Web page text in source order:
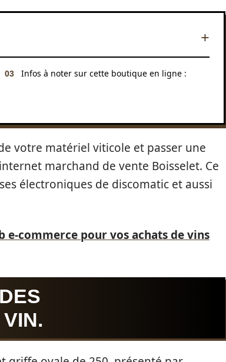
Infos à noter sur cette boutique en ligne :
votre matériel viticole et passer une
marchand de vente Boisselet. Ce
électroniques de discomatic et aussi
e-commerce pour vos achats de vins